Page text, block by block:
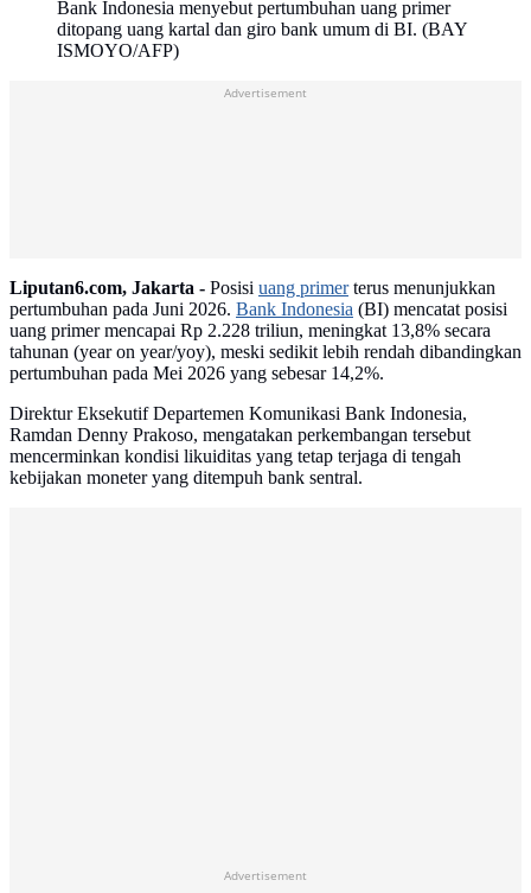
Bank Indonesia menyebut pertumbuhan uang primer
ditopang uang kartal dan giro bank umum di BI. (BAY
ISMOYO/AFP)
Advertisement
Liputan6.com, Jakarta - Posisi uang primerterus menunjukkan
pertumbuhan pada Juni 2026. Bank Indonesia (BI) mencatat posisi
uang primer mencapai Rp 2.228 triliun, meningkat 13,8% secara
tahunan (year on year/yoy), meski sedikit lebih rendah dibandingkan
pertumbuhan pada Mei 2026 yang sebesar 14,2%.
Direktur Eksekutif Departemen Komunikasi Bank Indonesia,
Ramdan Denny Prakoso, mengatakan perkembangan tersebut
mencerminkan kondisi likuiditas yang tetap terjaga di tengah
kebijakan moneter yang ditempuh bank sentral.
Advertisement